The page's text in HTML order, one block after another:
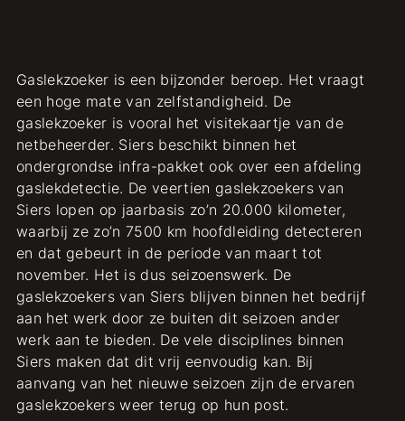
Gaslekzoeker is een bijzonder beroep. Het vraagt
een hoge mate van zelfstandigheid. De
gaslekzoeker is vooral het visitekaartje van de
netbeheerder. Siers beschikt binnen het
ondergrondse infra-pakket ook over een afdeling
gaslekdetectie. De veertien gaslekzoekers van
Siers lopen op jaarbasis zo’n 20.000 kilometer,
waarbij ze zo’n 7500 km hoofdleiding detecteren
en dat gebeurt in de periode van maart tot
november. Het is dus seizoenswerk. De
gaslekzoekers van Siers blijven binnen het bedrijf
aan het werk door ze buiten dit seizoen ander
werk aan te bieden. De vele disciplines binnen
Siers maken dat dit vrij eenvoudig kan. Bij
aanvang van het nieuwe seizoen zijn de ervaren
gaslekzoekers weer terug op hun post.